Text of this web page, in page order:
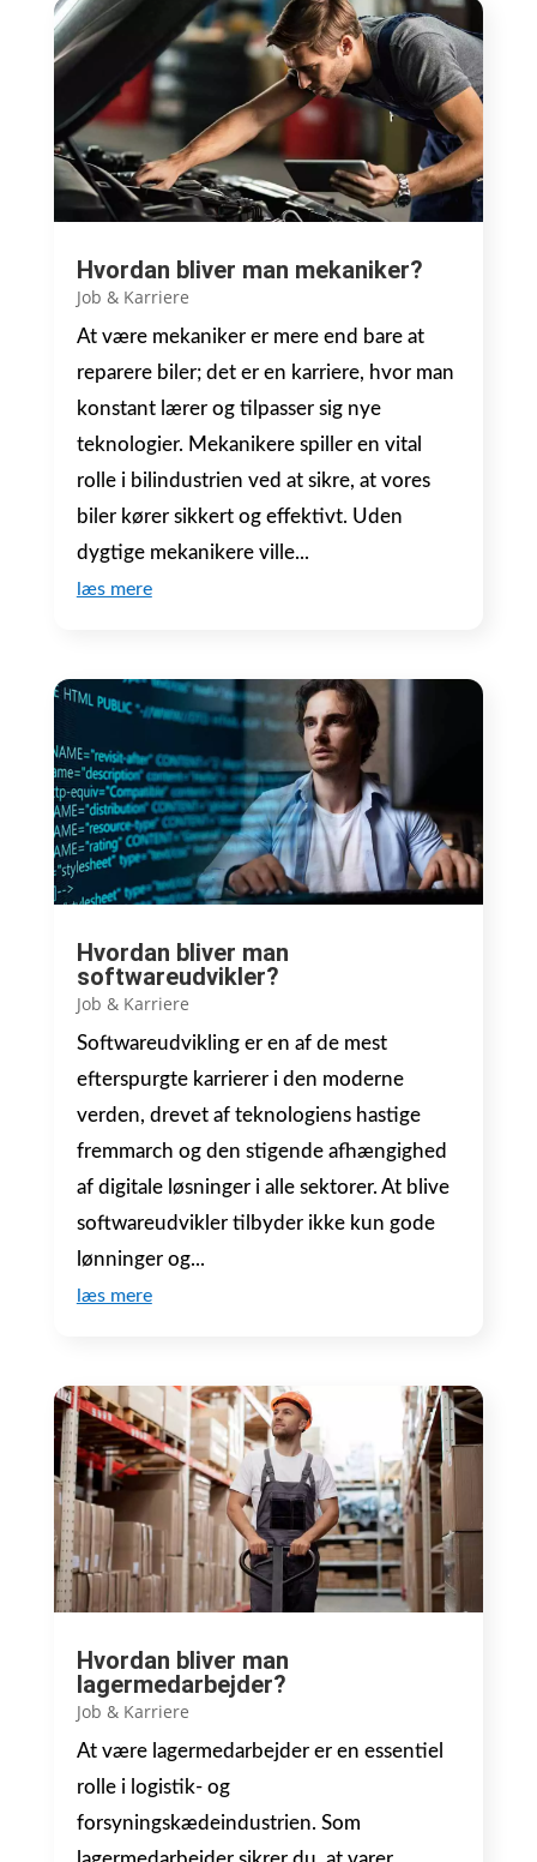
Hvordan bliver man mekaniker?
Job & Karriere
At være mekaniker er mere end bare at
reparere biler; det er en karriere, hvor man
konstant lærer og tilpasser sig nye
teknologier. Mekanikere spiller en vital
rolle i bilindustrien ved at sikre, at vores
biler kører sikkert og effektivt. Uden
dygtige mekanikere ville...
læs mere
Hvordan bliver man
softwareudvikler?
Job & Karriere
Softwareudvikling er en af de mest
efterspurgte karrierer i den moderne
verden, drevet af teknologiens hastige
fremmarch og den stigende afhængighed
af digitale løsninger i alle sektorer. At blive
softwareudvikler tilbyder ikke kun gode
lønninger og...
læs mere
Hvordan bliver man
lagermedarbejder?
Job & Karriere
At være lagermedarbejder er en essentiel
rolle i logistik- og
forsyningskædeindustrien. Som